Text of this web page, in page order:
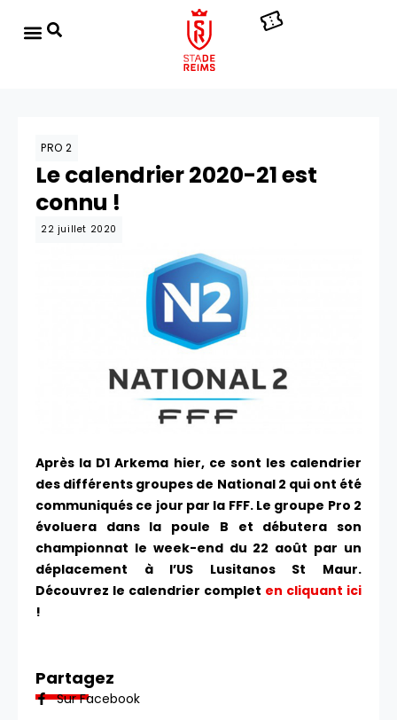
PRO 2
Le calendrier 2020-21 est
connu !
22 juillet 2020
Après la D1 Arkema hier, ce sont les calendrier
des différents groupes de National 2 qui ont été
communiqués ce jour par la FFF. Le groupe Pro 2
évoluera dans la poule B et débutera son
championnat le week-end du 22 août par un
déplacement à l’US Lusitanos St Maur.
Découvrez le calendrier complet en cliquant ici
!
Partagez
Sur Facebook